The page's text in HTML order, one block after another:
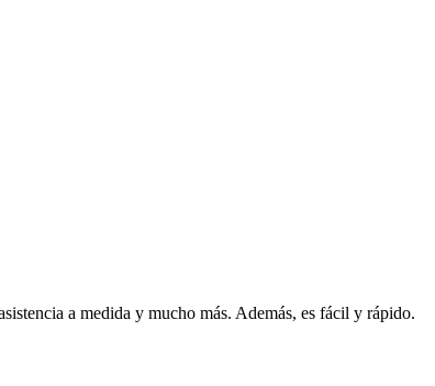
a medida y mucho más. Además, es fácil y rápido.